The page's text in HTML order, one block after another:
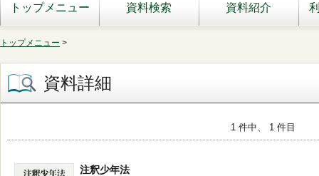
トップメニュー 資料検索 資料紹介
トップメニュー >
資料詳細
1 件中、 1 件目
注釈少年法